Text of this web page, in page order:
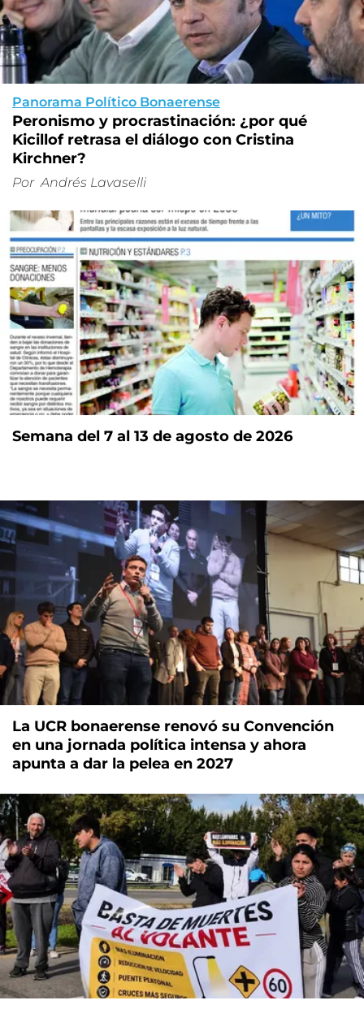
Panorama Político Bonaerense
Peronismo y procrastinación: ¿por qué
Kicillof retrasa el diálogo con Cristina
Kirchner?
Por Andrés Lavaselli
Semana del 7 al 13 de agosto de 2026
La UCR bonaerense renovó su Convención
en una jornada política intensa y ahora
apunta a dar la pelea en 2027